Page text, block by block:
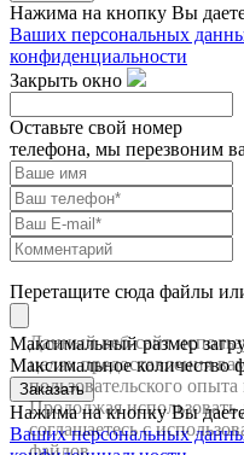
Нажима на кнопку Вы даете
Ваших персональных
конфиденциальности
Закрыть окно
Оставьте свой номер
телефона, мы перезвоним
Перетащите сюда файлы
Максимальный размер
Максимальное количество
Заказать
Нажима на кнопку Вы даете
Ваших персональных
Данный веб-сайт
целях предоставления
пользовательского
Продолжая
соглашаетесь с
файлов.